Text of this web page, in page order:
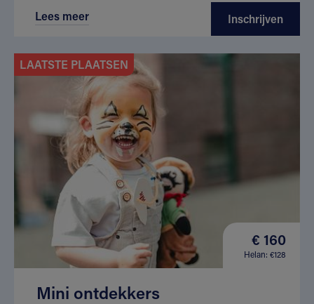
Lees meer Inschrijven
LAATSTE PLAATSEN
€ 160
Helan: €128
Mini ontdekkers